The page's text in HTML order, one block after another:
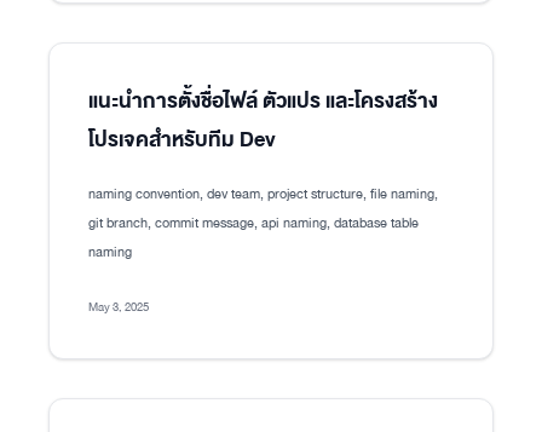
แนะนำการตั้งชื่อไฟล์ ตัวแปร และโครงสร้าง
โปรเจคสำหรับทีม Dev
naming convention, dev team, project structure, file naming,
git branch, commit message, api naming, database table
naming
May 3, 2025